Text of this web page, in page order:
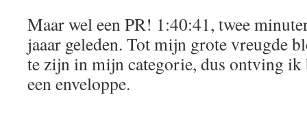
Maar wel een PR! 1:40:41, twee
jaaar geleden. Tot mijn grote vreugde
te zijn in mijn categorie, dus ontving
een enveloppe.